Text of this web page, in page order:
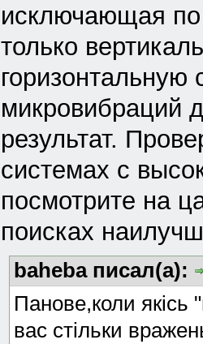
исключающая
только
микровибраций
результат.
системах с
посмотрите на
поисках
baheba писал(а):
Панове,коли якiсь
вас стiльки